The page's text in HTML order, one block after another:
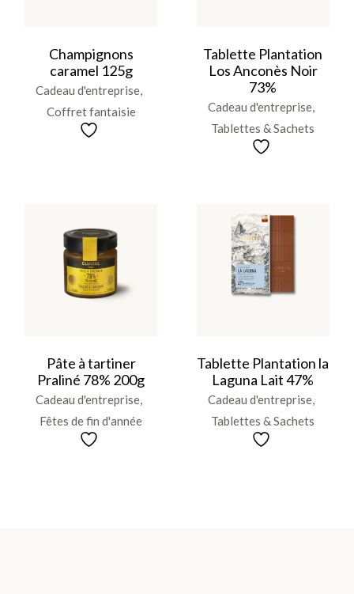
Champignons
caramel 125g
Cadeau d'entreprise
Coffret fantaisie
Tablette Plantation
Los Anconès Noir
73%
Cadeau d'entreprise
Tablettes & Sachets
Pâte à tartiner
Praliné 78% 200g
Cadeau d'entreprise
Fêtes de fin d'année
Tablette Plantation la
Laguna Lait 47%
Cadeau d'entreprise
Tablettes & Sachets